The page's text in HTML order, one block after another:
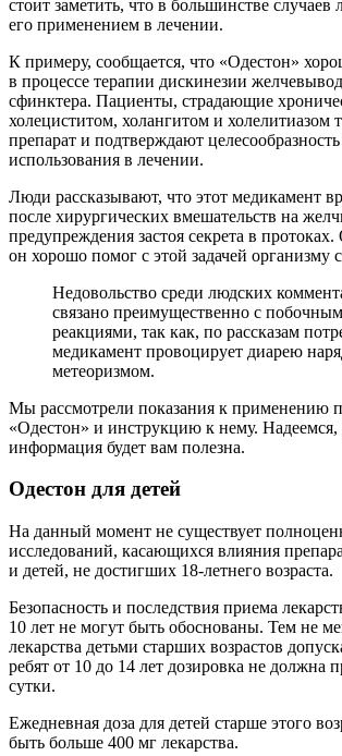
стоит заметить, что в большинстве
его применением в лечении.
К примеру, сообщается, что «Одестон»
в процессе терапии дискинезии
сфинктера. Пациенты, страдающие
холециститом, холангитом и холелитиазом
препарат и подтверждают целесообразность
использования в лечении.
Люди рассказывают, что этот медикамент
после хирургических вмешательств на
предупреждения застоя секрета в
он хорошо помог с этой задачей организму
Недовольство среди людских
связано преимущественно с
реакциями, так как, по рассказам
медикамент провоцирует диарею
метеоризмом.
Мы рассмотрели показания к применению
«Одестон» и инструкцию к нему. Надеемся,
информация будет вам полезна.
Одестон для детей
На данный момент не существует
исследований, касающихся влияния
и детей, не достигших 18-летнего возраста.
Безопасность и последствия приема
10 лет не могут быть обоснованы. Тем не
лекарства детьми старших возрастов
ребят от 10 до 14 лет дозировка не должна
сутки.
Ежедневная доза для детей старше этого
быть больше 400 мг лекарства.